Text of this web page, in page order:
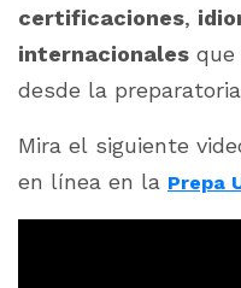
certificaciones,
internacionales
desde la
Mira el siguiente
en línea en la Prepa